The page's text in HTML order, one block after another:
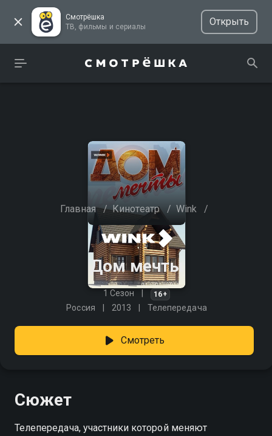
Смотрёшка
ТВ, фильмы и сериалы
Открыть
Главная / Кинотеатр / Wink /
Дом мечты
1 Сезон 16+
Россия 2013 Телепередача
Смотреть
Сюжет
Телепередача, участники которой меняют